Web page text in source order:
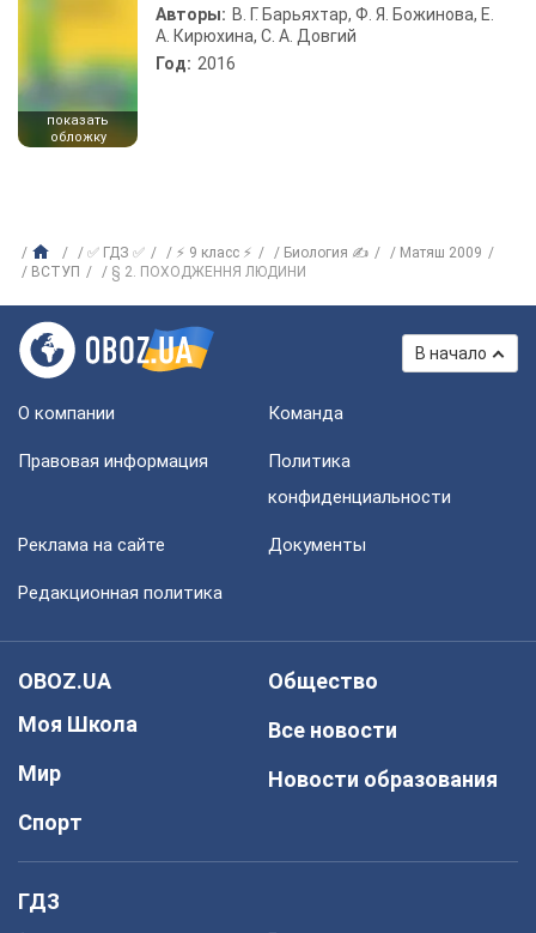
показать
обложку
Авторы: В. Г. Барьяхтар, Ф. Я. Божинова, Е.
А. Кирюхина, С. А. Довгий
Год: 2016
✅ ГДЗ ✅ ⚡ 9 класс ⚡ Биология ✍
Матяш 2009
ВСТУП
§ 2. ПОХОДЖЕННЯ ЛЮДИНИ
В начало
О компании Команда
Правовая информация
Политика
конфиденциальности
Реклама на сайте Документы
Редакционная политика
OBOZ.UA
Моя Школа
Мир
Спорт
Общество
Все новости
Новости образования
ГДЗ